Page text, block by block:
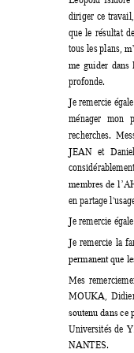
diriger ce travail,
que le résultat de
tous les plans,
me guider dans
profonde.
Je remercie
ménager mon
recherches.
JEAN et Daniel
membres de
en partage
Je remercie
Je remercie la
permanent que
Mes re
MOUKA, Didie
soutenu dans ce
Universités de
NANTES.